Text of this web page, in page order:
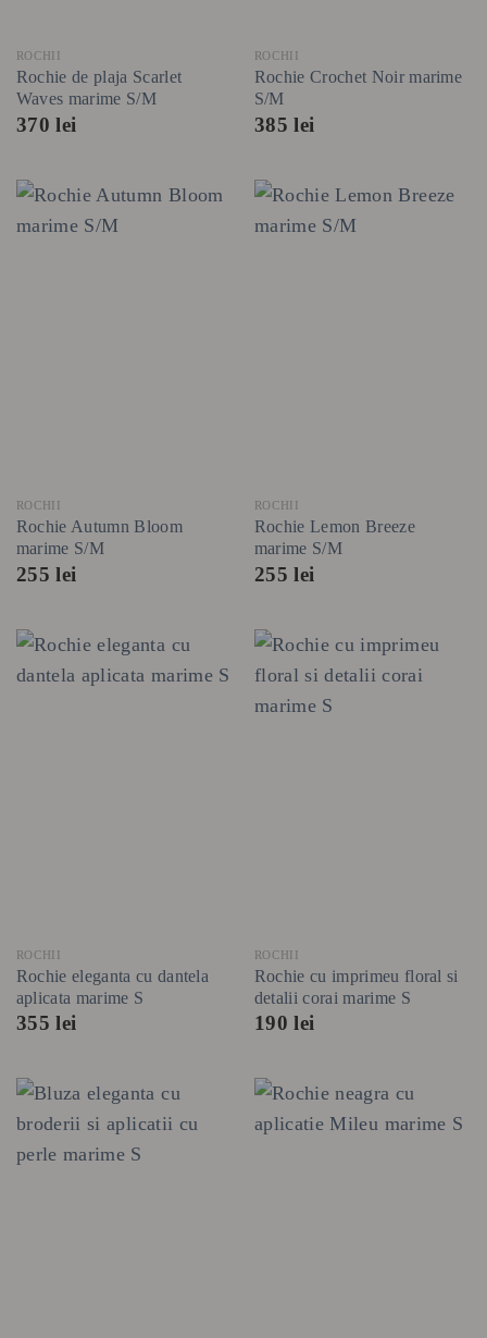
ROCHII
Rochie de plaja Scarlet
Waves marime S/M
370lei
ROCHII
Rochie Crochet Noir marime
S/M
385lei
ROCHII
Rochie Autumn Bloom
marime S/M
255lei
ROCHII
Rochie Lemon Breeze
marime S/M
255lei
ROCHII
Rochie eleganta cu dantela
aplicata marime S
355lei
ROCHII
Rochie cu imprimeu floral si
detalii corai marime S
190lei